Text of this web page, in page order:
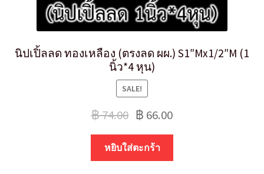
นิปเปิ้ลลด ทองเหลือง (ตรงลด ผผ.) S1″Mx1/2″M (1
นิ้ว*4 หุน)
SALE!
฿74.00 ฿ 66.00
หยิบใส่ตะกร้า